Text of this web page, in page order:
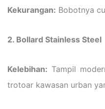
Kekurangan: Bobotnya
2. Bollard Stainless Steel
Kelebihan: Tampil
trotoar kawasan urban